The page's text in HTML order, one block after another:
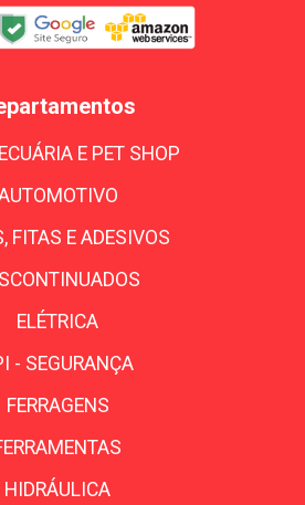
E PET SHOP
FITAS E ADESIVOS
ELÉTRICA
- SEGURANÇA
FERRAGENS
HIDRÁULICA